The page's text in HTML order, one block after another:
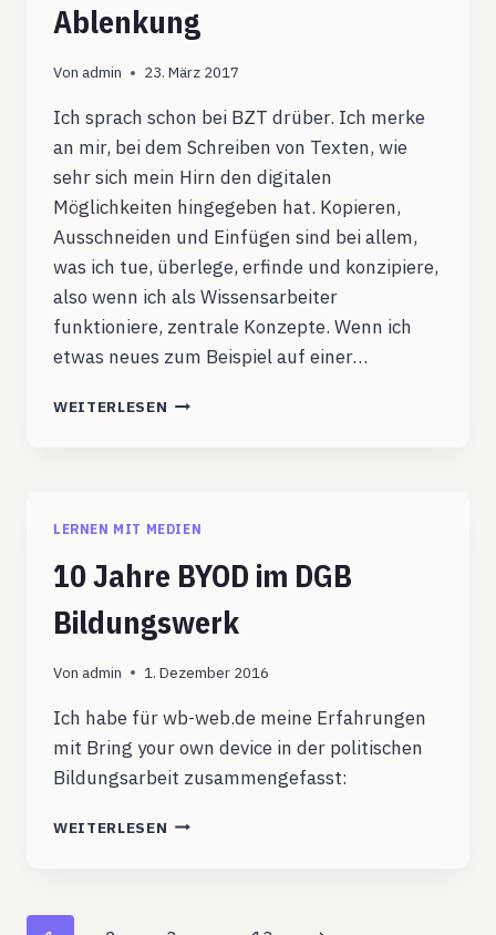
Ablenkung
Von admin 23. März 2017
Ich sprach schon bei BZT drüber. Ich merke
an mir, bei dem Schreiben von Texten, wie
sehr sich mein Hirn den digitalen
Möglichkeiten hingegeben hat. Kopieren,
Ausschneiden und Einfügen sind bei allem,
was ich tue, überlege, erfinde und konzipiere,
also wenn ich als Wissensarbeiter
funktioniere, zentrale Konzepte. Wenn ich
etwas neues zum Beispiel auf einer…
WEITERLESEN DIGITALE
LERNEN MIT MEDIEN
10 Jahre BYOD im DGB
Bildungswerk
Von admin 1. Dezember 2016
Ich habe für wb-web.de meine Erfahrungen
mit Bring your own device in der politischen
Bildungsarbeit zusammengefasst:
WEITERLESEN 10